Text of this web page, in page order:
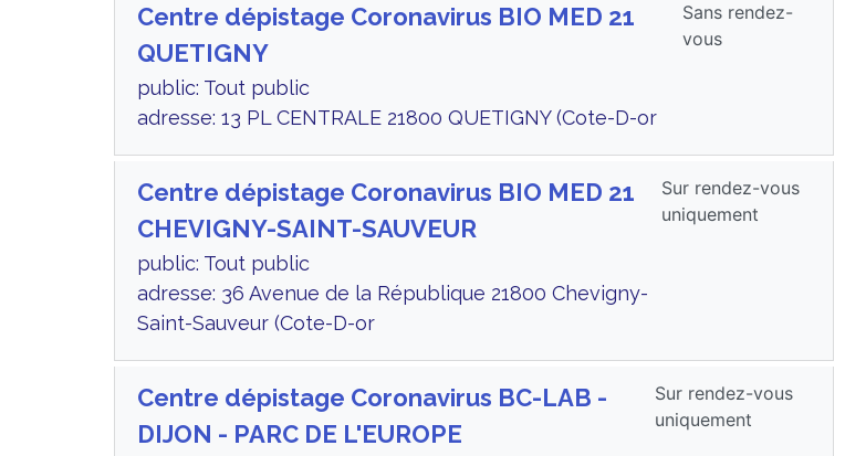
Centre dépistage Coronavirus BIO MED 21
QUETIGNY
public: Tout public
adresse: 13 PL CENTRALE 21800 QUETIGNY (Cote-D-or
Sans rendez-
vous
Centre dépistage Coronavirus BIO MED 21
CHEVIGNY-SAINT-SAUVEUR
public: Tout public
adresse: 36 Avenue de la République 21800 Chevigny-
Saint-Sauveur (Cote-D-or
Sur rendez-vous
uniquement
Centre dépistage Coronavirus BC-LAB -
DIJON - PARC DE L'EUROPE
Sur rendez-vous
uniquement